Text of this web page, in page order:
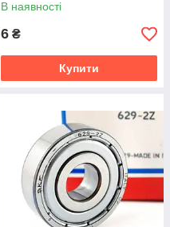
В наявності
6 ₴
Купити